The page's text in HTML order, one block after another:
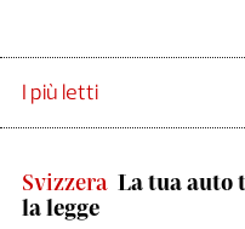
I più letti
Svizzera La tua auto
la legge